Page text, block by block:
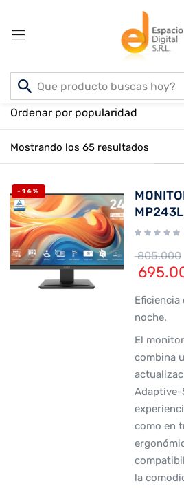
Inicio PRODUCTOS
Mostrando los 65 resultados
Ordenar por popularidad
-14%
805.000
Eficiencia
noche.
El
combina
Adaptive-
como en
la
Sign in
Remember me
Log In
Create an